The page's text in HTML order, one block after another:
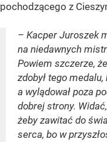
pochodzącego z
– Kacper Juroszek
na niedawnych
Powiem szczerze,
zdobył tego
a wylądował poza
dobrej strony.
żeby zawitać do
serca, bo w